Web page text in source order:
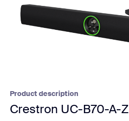
Product description
Crestron UC-B70-A-Z